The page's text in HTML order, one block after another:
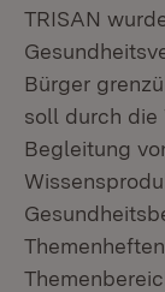
TRISAN
Bürger
soll durch die
Begleitung